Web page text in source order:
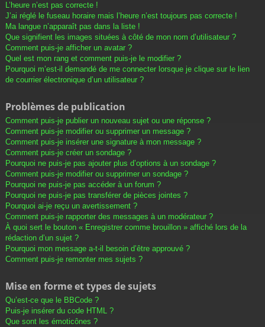
L’heure n’est pas correcte !
J’ai réglé le fuseau horaire mais l’heure n’est toujours pas correcte !
Ma langue n’apparaît pas dans la liste !
Que signifient les images situées à côté de mon nom d’utilisateur ?
Comment puis-je afficher un avatar ?
Quel est mon rang et comment puis-je le modifier ?
Pourquoi m’est-il demandé de me connecter lorsque je clique sur le lien
de courrier électronique d’un utilisateur ?
Problèmes de publication
Comment puis-je publier un nouveau sujet ou une réponse ?
Comment puis-je modifier ou supprimer un message ?
Comment puis-je insérer une signature à mon message ?
Comment puis-je créer un sondage ?
Pourquoi ne puis-je pas ajouter plus d’options à un sondage ?
Comment puis-je modifier ou supprimer un sondage ?
Pourquoi ne puis-je pas accéder à un forum ?
Pourquoi ne puis-je pas transférer de pièces jointes ?
Pourquoi ai-je reçu un avertissement ?
Comment puis-je rapporter des messages à un modérateur ?
À quoi sert le bouton « Enregistrer comme brouillon » affiché lors de la
rédaction d’un sujet ?
Pourquoi mon message a-t-il besoin d’être approuvé ?
Comment puis-je remonter mes sujets ?
Mise en forme et types de sujets
Qu’est-ce que le BBCode ?
Puis-je insérer du code HTML ?
Que sont les émoticônes ?